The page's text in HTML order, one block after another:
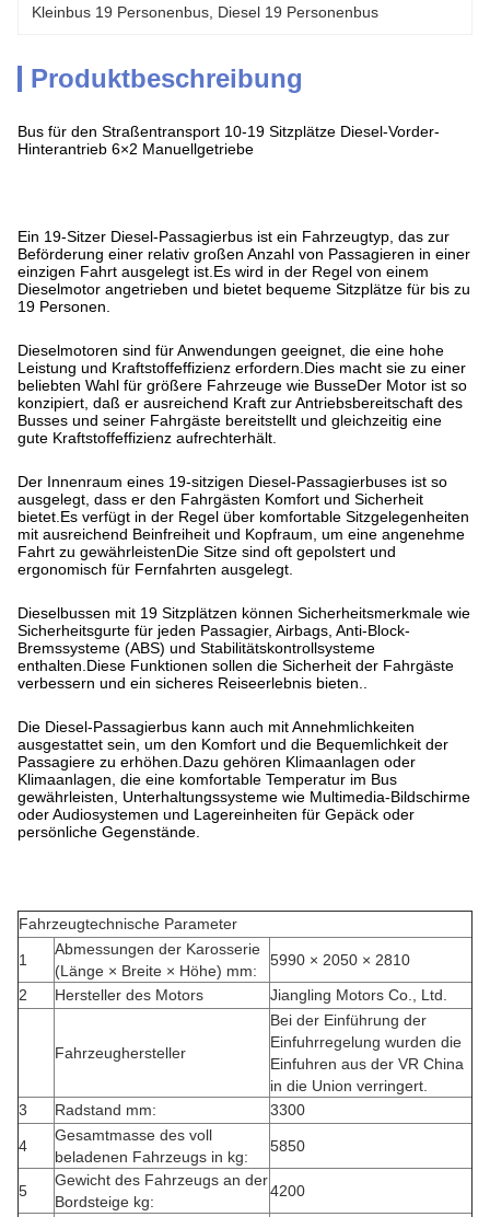
Kleinbus 19 Personenbus Diesel 19 Personenbus
Produktbeschreibung
Bus für den Straßentransport 10-19 Sitzplätze Diesel-Vorder-
Hinterantrieb 6×2 Manuellgetriebe
Ein 19-Sitzer Diesel-Passagierbus ist ein Fahrzeugtyp, das zur
Beförderung einer relativ großen Anzahl von Passagieren in einer
einzigen Fahrt ausgelegt ist.Es wird in der Regel von einem
Dieselmotor angetrieben und bietet bequeme Sitzplätze für bis zu
19 Personen.
Dieselmotoren sind für Anwendungen geeignet, die eine hohe
Leistung und Kraftstoffeffizienz erfordern.Dies macht sie zu einer
beliebten Wahl für größere Fahrzeuge wie BusseDer Motor ist so
konzipiert, daß er ausreichend Kraft zur Antriebsbereitschaft des
Busses und seiner Fahrgäste bereitstellt und gleichzeitig eine
gute Kraftstoffeffizienz aufrechterhält.
Der Innenraum eines 19-sitzigen Diesel-Passagierbuses ist so
ausgelegt, dass er den Fahrgästen Komfort und Sicherheit
bietet.Es verfügt in der Regel über komfortable Sitzgelegenheiten
mit ausreichend Beinfreiheit und Kopfraum, um eine angenehme
Fahrt zu gewährleistenDie Sitze sind oft gepolstert und
ergonomisch für Fernfahrten ausgelegt.
Dieselbussen mit 19 Sitzplätzen können Sicherheitsmerkmale wie
Sicherheitsgurte für jeden Passagier, Airbags, Anti-Block-
Bremssysteme (ABS) und Stabilitätskontrollsysteme
enthalten.Diese Funktionen sollen die Sicherheit der Fahrgäste
verbessern und ein sicheres Reiseerlebnis bieten..
Die Diesel-Passagierbus kann auch mit Annehmlichkeiten
ausgestattet sein, um den Komfort und die Bequemlichkeit der
Passagiere zu erhöhen.Dazu gehören Klimaanlagen oder
Klimaanlagen, die eine komfortable Temperatur im Bus
gewährleisten, Unterhaltungssysteme wie Multimedia-Bildschirme
oder Audiosystemen und Lagereinheiten für Gepäck oder
persönliche Gegenstände.
Fahrzeugtechnische Parameter
1
Abmessungen der Karosserie
(Länge × Breite × Höhe) mm:
5990 × 2050 × 2810
2
Hersteller des Motors Jiangling Motors Co., Ltd.
Fahrzeughersteller
Bei der Einführung der
Einfuhrregelung wurden die
Einfuhren aus der VR China
in die Union verringert.
3
Radstand mm: 3300
4
Gesamtmasse des voll
beladenen Fahrzeugs in kg:
5850
5
Gewicht des Fahrzeugs an der
Bordsteige kg:
4200